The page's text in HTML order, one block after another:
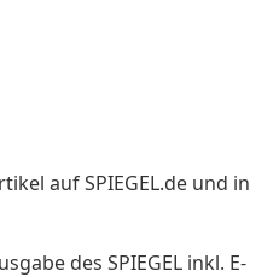
auf SPIEGEL.de und in
des SPIEGEL inkl. E-